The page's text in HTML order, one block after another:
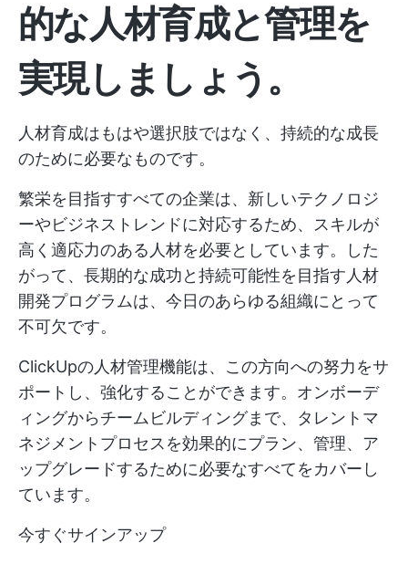
的な人材育成と管理を
実現しましょう。
人材育成はもはや選択肢ではなく、持続的な成長
のために必要なものです。
繁栄を目指すすべての企業は、新しいテクノロジ
ーやビジネストレンドに対応するため、スキルが
高く適応力のある人材を必要としています。した
がって、長期的な成功と持続可能性を目指す人材
開発プログラムは、今日のあらゆる組織にとって
不可欠です。
ClickUpの人材管理機能は、この方向への努力をサ
ポートし、強化することができます。オンボーデ
ィングからチームビルディングまで、タレントマ
ネジメントプロセスを効果的にプラン、管理、ア
ップグレードするために必要なすべてをカバーし
ています。
今すぐサインアップ